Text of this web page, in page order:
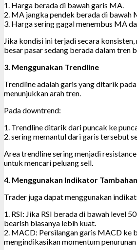
1. Harga berada di bawah garis MA.
2. MA jangka pendek berada di bawah
3. Harga sering gagal menembus MA
Jika kondisi ini terjadi secara
besar pasar sedang berada dalam tren
3. Menggunakan Trendline
Trendline adalah garis yang ditarik
menunjukkan arah tren.
Pada downtrend:
1. Trendline ditarik dari puncak ke
2. sering memantul dari garis tersebut
Area trendline sering menjadi
untuk mencari peluang sell.
4. Menggunakan Indikator Tambahan
Trader juga dapat menggunakan
1. RSI: Jika RSI berada di bawah level
bearish biasanya lebih kuat.
2. MACD: Persilangan garis MACD ke
mengindikasikan momentum penurunan